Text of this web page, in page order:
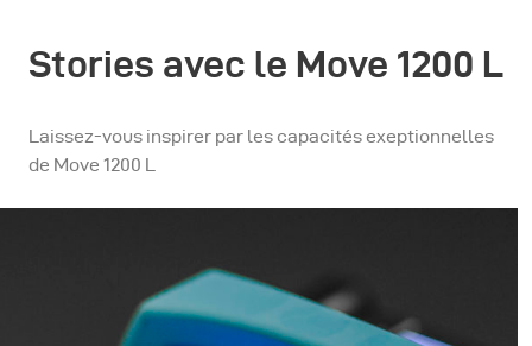
Stories avec le Move 1200 L
Laissez-vous inspirer par les capacités exeptionnelles
de Move 1200 L